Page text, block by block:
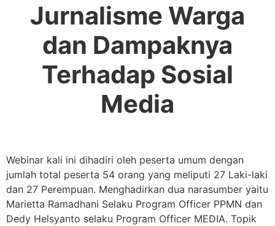
Jurnalisme Warga
dan Dampaknya
Terhadap Sosial
Media
Webinar kali ini dihadiri oleh peserta umum dengan
jumlah total peserta 54 orang yang meliputi 27 Laki-laki
dan 27 Perempuan. Menghadirkan dua narasumber yaitu
Marietta Ramadhani Selaku Program Officer PPMN dan
Dedy Helsyanto selaku Program Officer MEDIA. Topik